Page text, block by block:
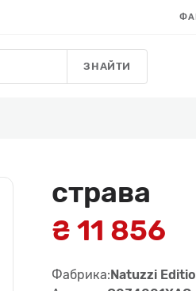
ЗНАЙТИ
страва
₴ 11 856
Фабрика:Natuzzi